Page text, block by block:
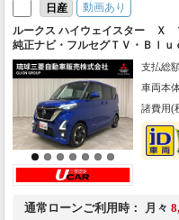
日産
動画あり
ルークス ハイウェイスター Ｘ
純正ナビ・フルセグＴＶ・Ｂｌ
Ｃ・純正１４ＡＷ・オートライト
スマートキー・プッシュスタート
支払総
車両本
諸費用(
通常ローンご利用時 月々